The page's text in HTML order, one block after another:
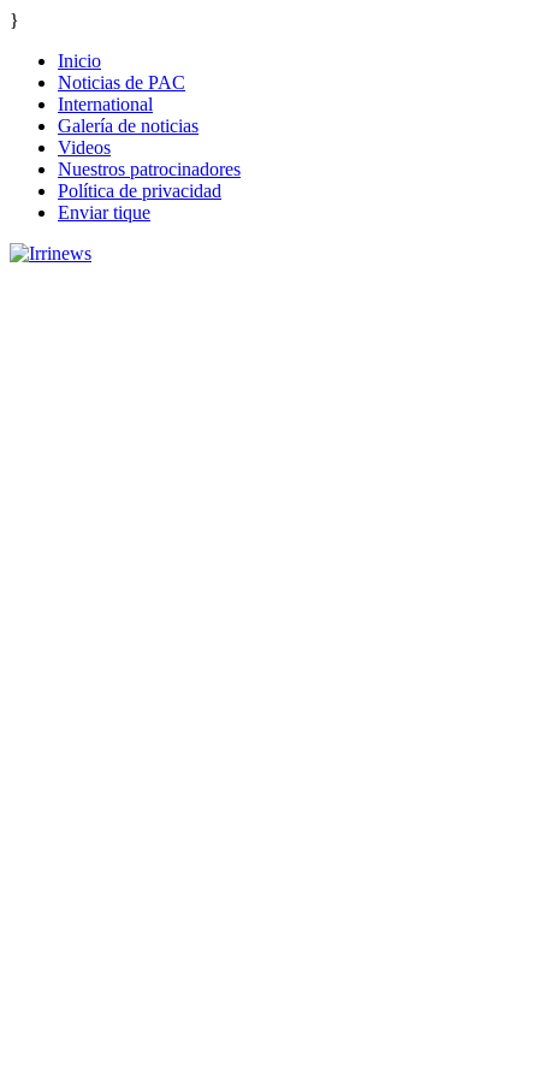
}
Inicio
Noticias de PAC
International
Galería de noticias
Videos
Nuestros patrocinadores
Política de privacidad
Enviar tique